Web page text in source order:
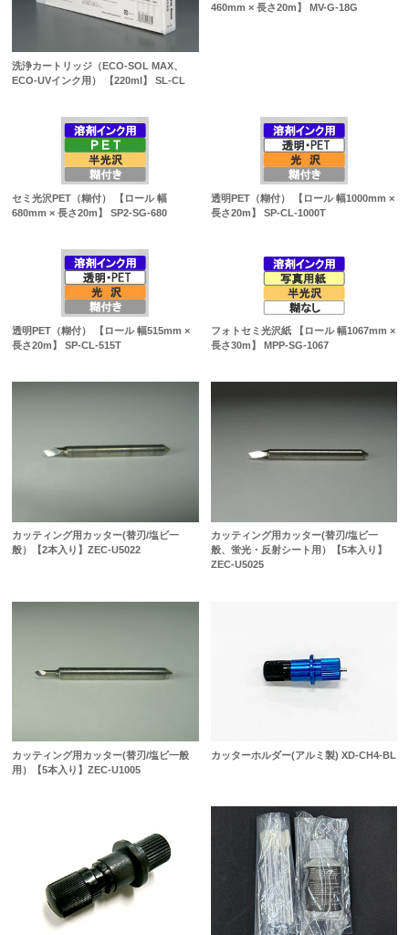
洗浄カートリッジ（ECO-SOL MAX、
ECO-UVインク用） 【220ml】 SL-CL
460mm × 長さ20m】 MV-G-18G
セミ光沢PET（糊付） 【ロール 幅
680mm × 長さ20m】 SP2-SG-680
透明PET（糊付） 【ロール 幅1000mm ×
長さ20m】 SP-CL-1000T
透明PET（糊付） 【ロール 幅515mm ×
長さ20m】 SP-CL-515T
フォトセミ光沢紙 【ロール 幅1067mm ×
長さ30m】 MPP-SG-1067
カッティング用カッター(替刃/塩ビ一
般）【2本入り】ZEC-U5022
カッティング用カッター(替刃/塩ビ一
般、蛍光・反射シート用）【5本入り】
ZEC-U5025
カッティング用カッター(替刃/塩ビ一般
用）【5本入り】ZEC-U1005
カッターホルダー(アルミ製) XD-CH4-BL